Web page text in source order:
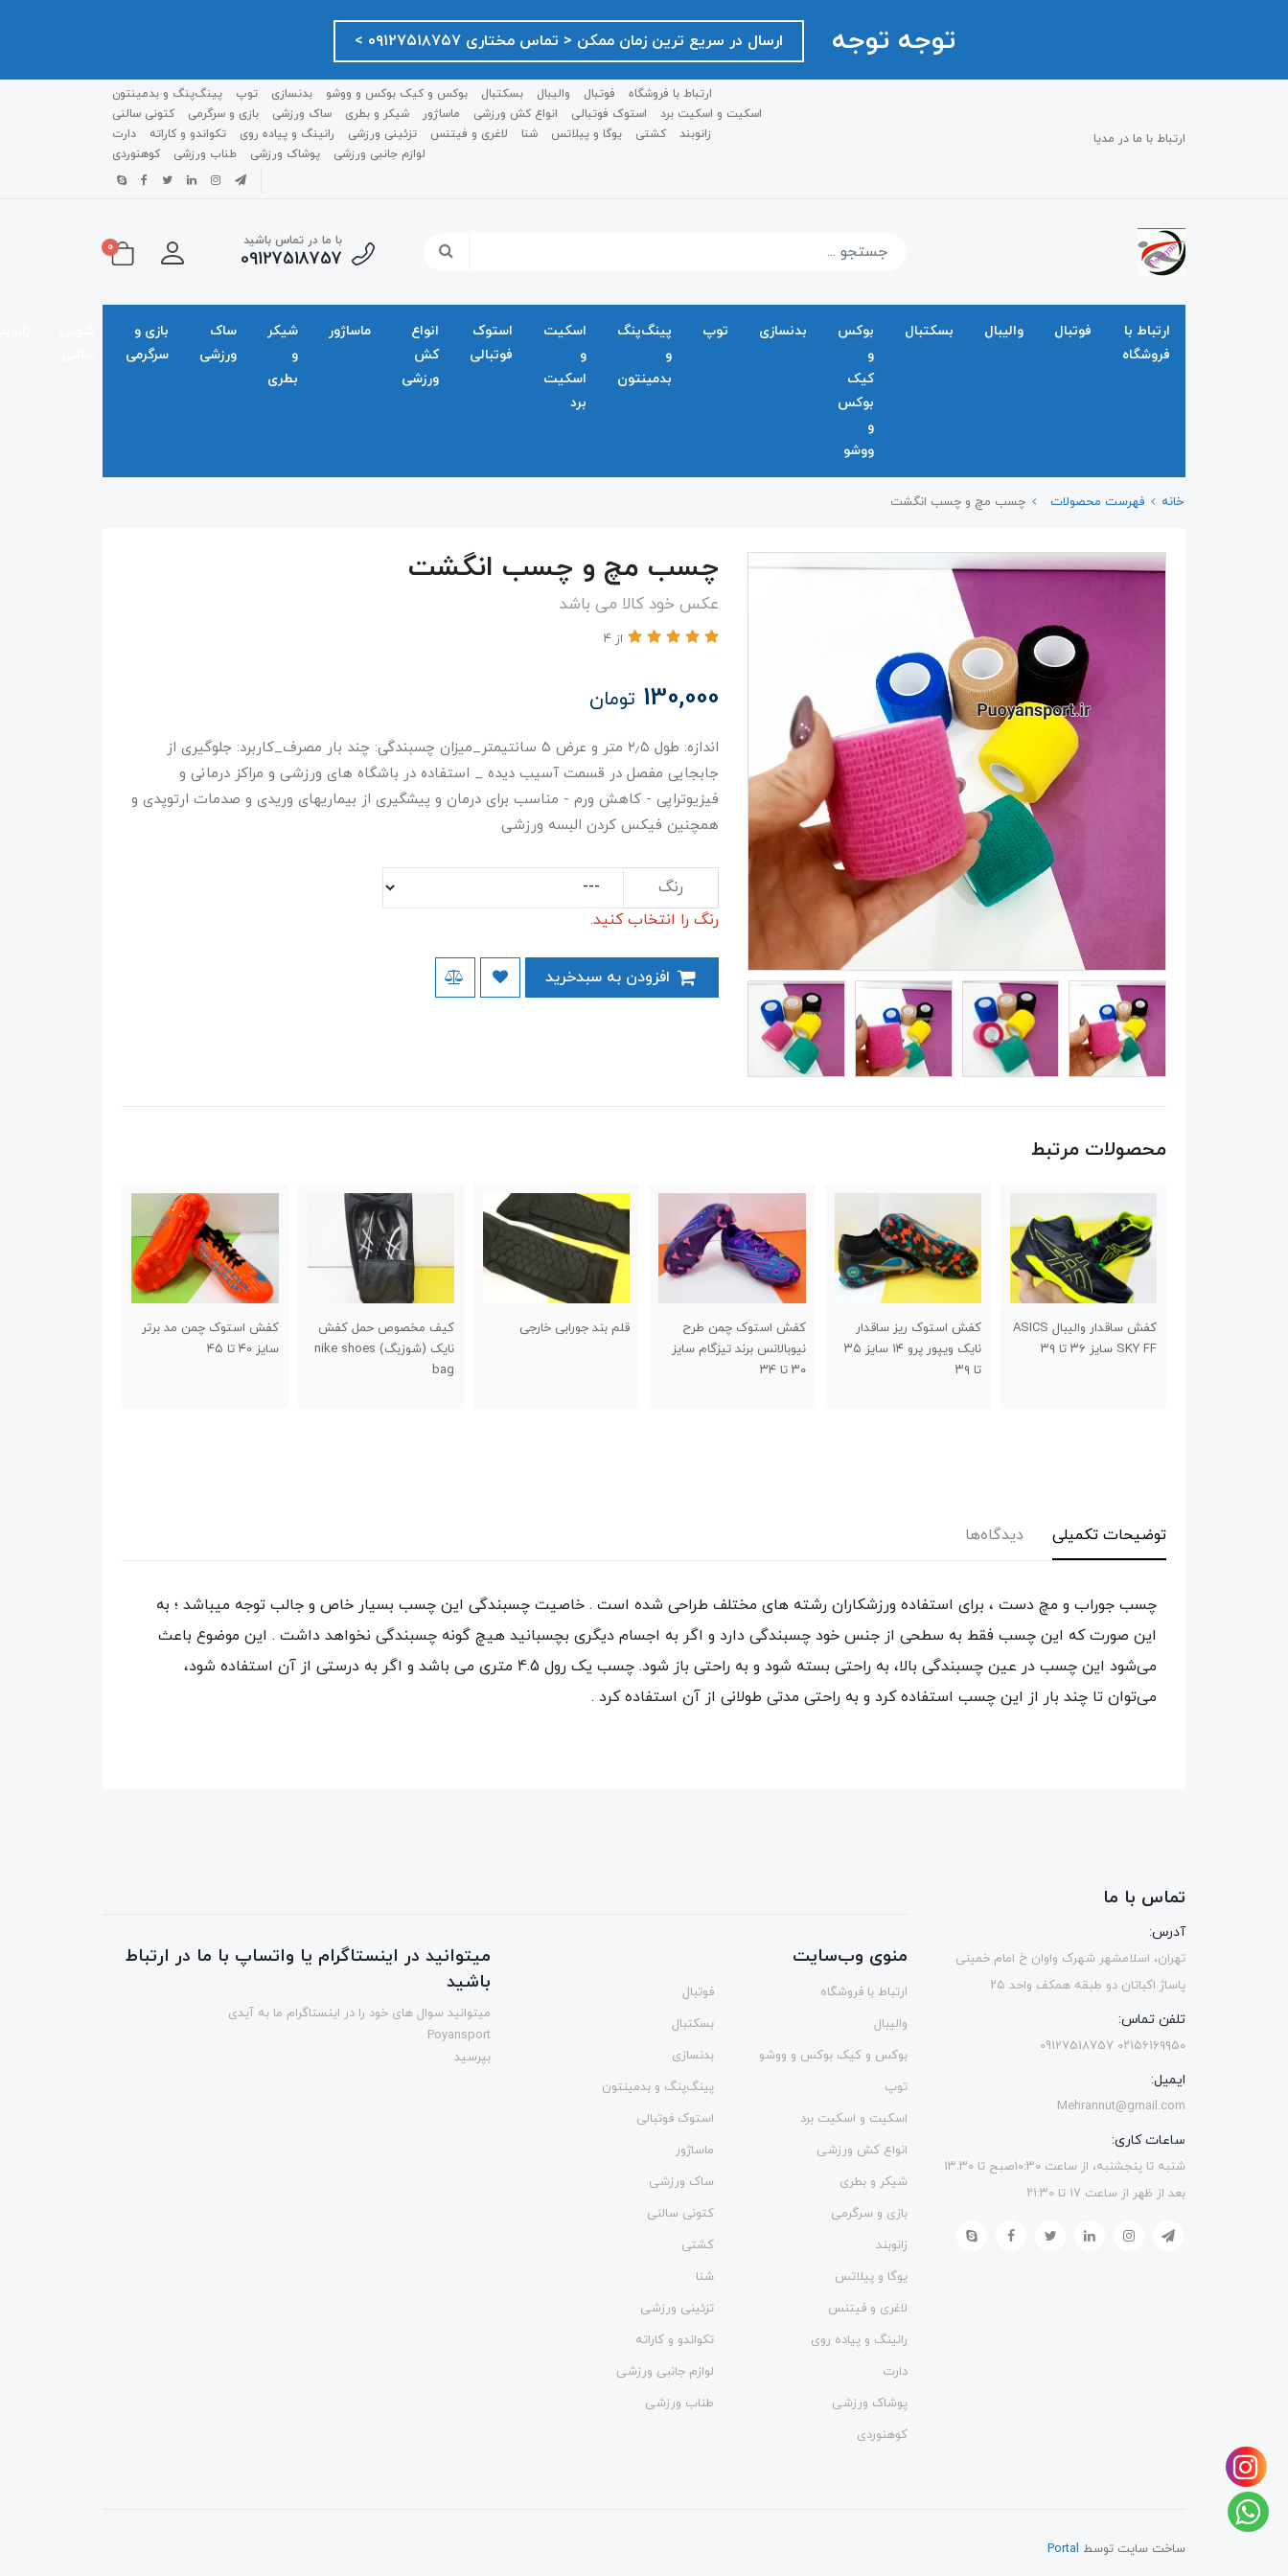
توجه توجه ارسال در سریع ترین زمان ممکن ‌< تماس مختاری ۰۹۱۲۷۵۱۸۷۵۷ >
ارتباط با ما در مدیا
ارتباط با فروشگاه فوتبال والیبال بسکتبال بوکس و کیک بوکس و ووشو بدنسازی توپ
پینگ‌پنگ و بدمينتون
اسکیت و اسکیت برد
استوک فوتبالی انواع کش ورزشی ماساژور شیکر و بطری ساک ورزشی بازی و سرگرمی
کتونی سالنی
زانوبند
کشتی یوگا و پیلاتس شنا لاغری و فیتنس تزئینی ورزشی رانینگ و پیاده روی تکواندو و کاراته
دارت
لوازم جانبی ورزشی
پوشاک ورزشی طناب ورزشی کوهنوردی
با ما در تماس باشید
09127518757
0
ارتباط با
فروشگاه
فوتبال والیبال بسکتبال
بوکس
و
کیک
بوکس
و
ووشو
بدنسازی توپ
پینگ‌پنگ
و
بدمينتون
اسکیت
و
اسکیت
برد
استوک
فوتبالی
انواع
کش
ورزشی
ماساژور
شیکر
و
بطری
ساک
ورزشی
بازی و
سرگرمی
خانه فهرست محصولات چسب مچ و چسب انگشت
چسب مچ و چسب انگشت
عکس خود کالا می باشد
از 4
130,000 تومان
اندازه: طول ۲٫۵ متر و عرض ۵ سانتیمتر_میزان چسبندگی: چند بار مصرف_کاربرد: جلوگیری از
جابجایی مفصل در قسمت آسیب دیده _ استفاده در باشگاه های ورزشی و مراکز درمانی و
فیزیوتراپی - کاهش ورم - مناسب برای درمان و پیشگیری از بیماریهای وریدی و صدمات ارتوپدی و
همچنین فیکس کردن البسه ورزشی
رنگ
رنگ را انتخاب کنید.
محصولات مرتبط
کفش استوک ریز ساقدار
کفش استوک چمن طرح
نیوبالانس برند تیزگام سایز
۳۰ تا ۳۴
قلم بند جورابی خارجی
کیف مخصوص حمل کفش
کفش استوک چمن مد برتر
سایز ۴۰ تا ۴۵
جاسوئیچی طرح کفش
استقلال
توضیحات تکمیلی دیدگاه‌ها
چسب جوراب و مچ دست ، برای استفاده ورزشکاران رشته های مختلف طراحی شده است . خاصیت چسبندگی این چسب بسیار خاص و جالب توجه میباشد ؛ به
این صورت که این چسب فقط به سطحی از جنس خود چسبندگی دارد و اگر به اجسام دیگری بچسبانید هیچ گونه چسبندگی نخواهد داشت . این موضوع باعث
می‌شود این چسب در عین چسبندگی بالا، به راحتی بسته شود و به راحتی باز شود. چسب یک رول 4.5 متری می باشد و اگر به درستی از آن استفاده شود،
می‌توان تا چند بار از این چسب استفاده کرد و به راحتی مدتی طولانی از آن استفاده کرد .
تماس با ما
آدرس:
تهران، اسلامشهر شهرک واوان خ امام خمینی
پاساژ اکباتان دو طبقه همکف واحد ۲۵
تلفن تماس:
۰۲۱۵۶۱۶۹۹۵۰ 09127518757
ایمیل:
Mehrannut@gmail.com
ساعات کاری:
شنبه تا پنجشنبه، از ساعت ۱۰:۳۰صبح تا ۱۳.۳۰
بعد از ظهر از ساعت ۱۷ تا ۲۱:۳۰
منوی وب‌سایت
ارتباط با فروشگاه
فوتبال
والیبال
بسکتبال
بوکس و کیک بوکس و ووشو
بدنسازی
توپ
پینگ‌پنگ و بدمينتون
اسکیت و اسکیت برد
استوک فوتبالی
انواع کش ورزشی
ماساژور
شیکر و بطری
ساک ورزشی
بازی و سرگرمی
کتونی سالنی
زانوبند
کشتی
یوگا و پیلاتس
شنا
لاغری و فیتنس
تزئینی ورزشی
رانینگ و پیاده روی
تکواندو و کاراته
دارت
لوازم جانبی ورزشی
پوشاک ورزشی
طناب ورزشی
کوهنوردی
میتوانید در اینستاگرام یا واتساپ با ما در ارتباط
باشید
میتوانید سوال های خود را در اینستاگرام ما به آیدی
Poyansport
بپرسید
ساخت سایت توسط Portal